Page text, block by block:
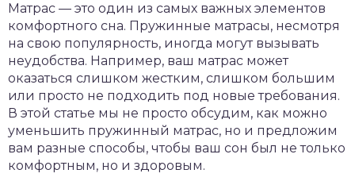
Матрас — это один из самых важных элементов
комфортного сна. Пружинные матрасы, несмотря
на свою популярность, иногда могут вызывать
неудобства. Например, ваш матрас может
оказаться слишком жестким, слишком большим
или просто не подходить под новые требования.
В этой статье мы не просто обсудим, как можно
уменьшить пружинный матрас, но и предложим
вам разные способы, чтобы ваш сон был не только
комфортным, но и здоровым.